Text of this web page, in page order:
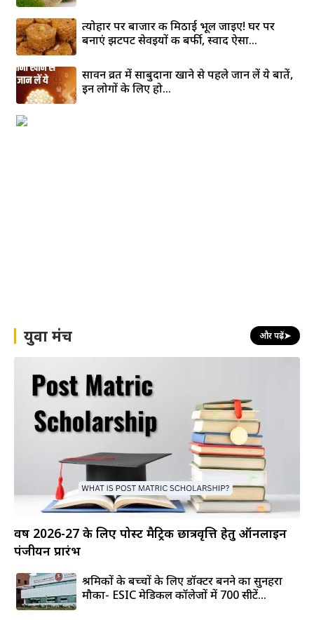
त्योहार पर बाजार की मिठाई भूल जाइए! घर पर
बनाएं झटपट सेवइयों की बर्फी, स्वाद ऐसा...
सावन व्रत में साबुदाना खाने से पहले जान लें ये बातें,
इन लोगों के लिए हो...
युवा मंच और पढ़ें➤
वर्ष 2026-27 के लिए पोस्ट मैट्रिक छात्रवृत्ति हेतु ऑनलाइन
पंजीयन प्रारंभ
श्रमिकों के बच्चों के लिए डॉक्टर बनने का सुनहरा
मौका- ESIC मेडिकल कॉलेजों में 700 सीटें...